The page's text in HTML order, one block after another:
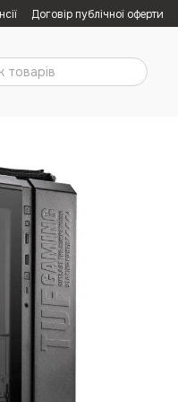
Договір публічної оферти